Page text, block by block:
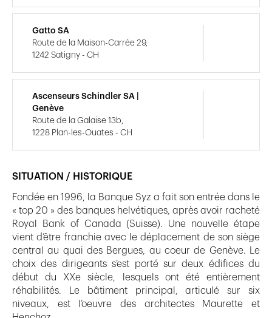
SITUATION / HISTORIQUE
Fondée en 1996, la Banque Syz a fait son entrée dans le
« top 20 » des banques helvétiques, après avoir racheté
Royal Bank of Canada (Suisse). Une nouvelle étape
vient d’être franchie avec le déplacement de son siège
central au quai des Bergues, au coeur de Genève. Le
choix des dirigeants s’est porté sur deux édifices du
début du XXe siècle, lesquels ont été entièrement
réhabilités. Le bâtiment principal, articulé sur six
niveaux, est l’oeuvre des architectes Maurette et
Gatto SA
Route de la Maison-Carrée 29,
1242 Satigny - CH
Ascenseurs Schindler SA |
Genève
Route de la Galaise 13b,
1228 Plan-les-Ouates - CH